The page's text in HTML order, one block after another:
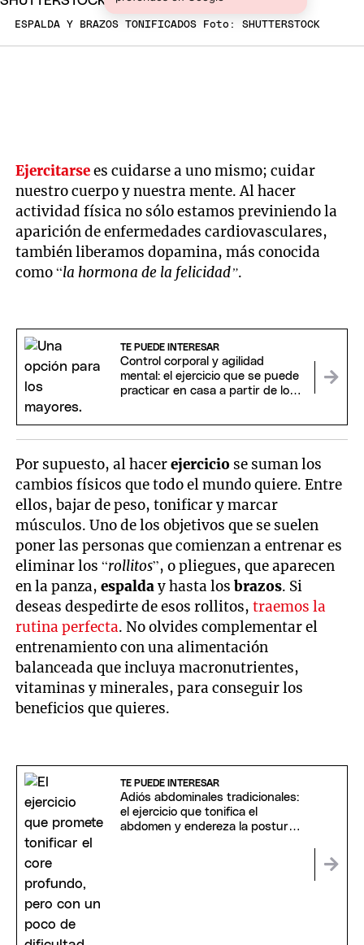
ESPALDA Y BRAZOS TONIFICADOS Foto: SHUTTERSTOCK
Ejercitarsees cuidarse a uno mismo; cuidar
nuestro cuerpo y nuestra mente. Al hacer
actividad física no sólo estamos previniendo la
aparición de enfermedades cardiovasculares,
también liberamos dopamina, más conocida
como “la hormona de la felicidad”.
TE PUEDE INTERESAR
Control corporal y agilidad
mental: el ejercicio que se puede
practicar en casa a partir de los
Por supuesto, al hacerejercicio se suman los
cambios físicos que todo el mundo quiere. Entre
ellos, bajar de peso, tonificar y marcar
músculos. Uno de los objetivos que se suelen
poner las personas que comienzan a entrenar es
eliminar los “rollitos”, o pliegues, que aparecen
en la panza,espalday hasta losbrazos. Si
deseas despedirte de esos rollitos,traemos la
rutina perfecta. No olvides complementar el
entrenamiento con una alimentación
balanceada que incluya macronutrientes,
vitaminas y minerales, para conseguir los
beneficios que quieres.
TE PUEDE INTERESAR
Adiós abdominales tradicionales:
el ejercicio que tonifica el
abdomen y endereza la postura